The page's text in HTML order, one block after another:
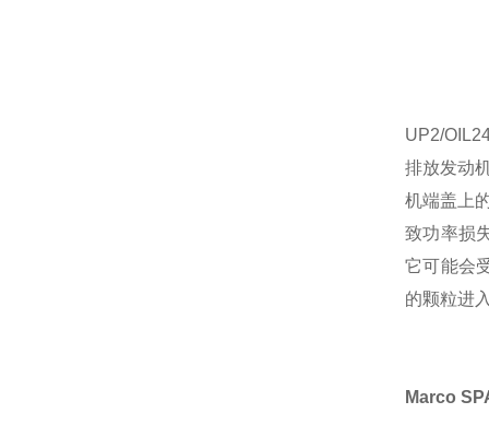
UP2/
排放发动
机端盖上
致功率损
它可能会
的颗粒进
Marco